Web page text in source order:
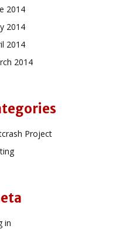
2014
2014
2014
2014
Project
in